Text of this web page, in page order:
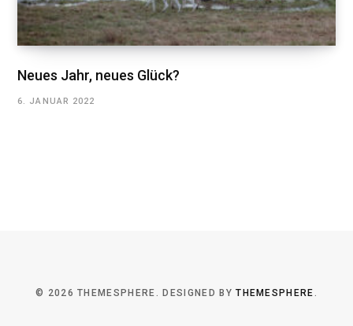
Neues Jahr, neues Glück?
6. JANUAR 2022
© 2026 THEMESPHERE. DESIGNED BYTHEMESPHERE